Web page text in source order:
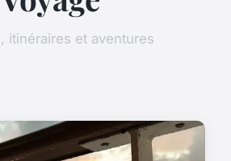
itinéraires et aventures